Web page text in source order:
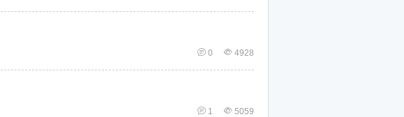
0 4928
1 5059